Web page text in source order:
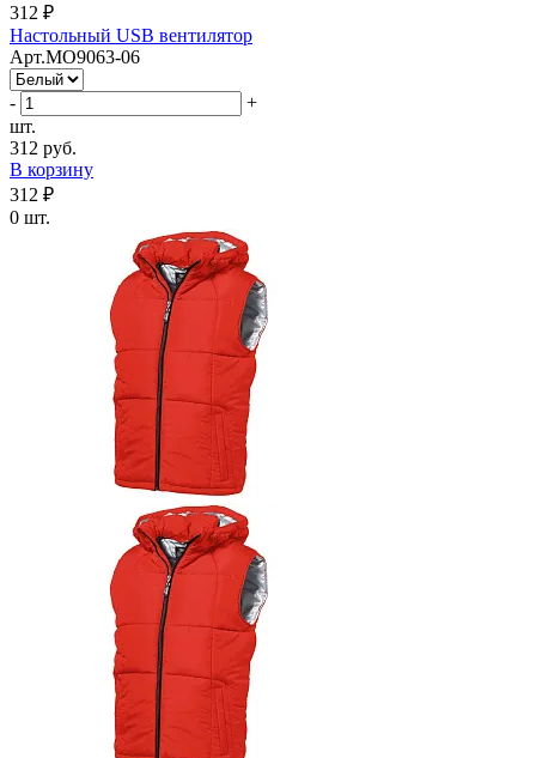
312 ₽
Настольный USB вентилятор
Арт.MO9063-06
-
+
шт.
312 руб.
В корзину
312 ₽
0 шт.